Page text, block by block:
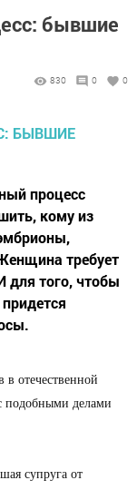
бывшие
830 0 0
процесс
кому из
требует
для того, чтобы
в отечественной
подобными делами
супруга от